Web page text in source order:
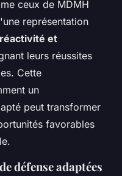
ceux de MDMH
représentation
réactivité et
leurs réussites
Cette
un
peut transformer
favorables
défense adaptées